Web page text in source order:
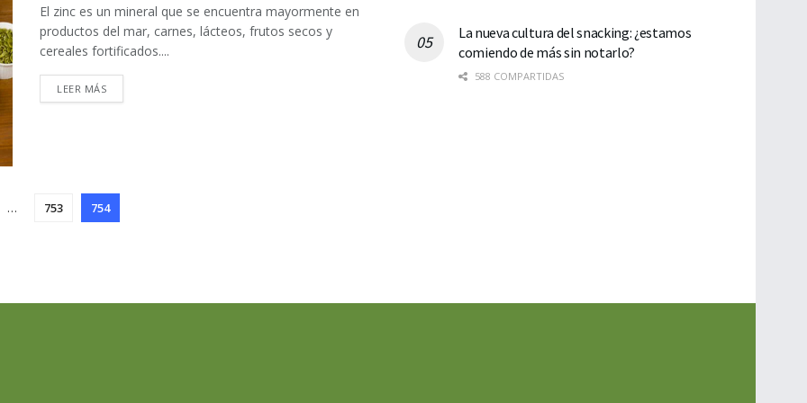
El zinc es un mineral que se encuentra mayormente en
productos del mar, carnes, lácteos, frutos secos y
cereales fortificados....
LEER MÁSDETAILS
… 753 754
La nueva cultura del snacking: ¿estamos
comiendo de más sin notarlo?
588 COMPARTIDAS